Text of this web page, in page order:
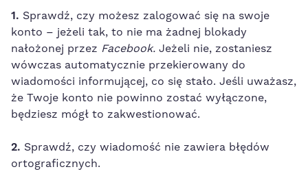
1. Sprawdź, czy możesz zalogować się na swoje
konto – jeżeli tak, to nie ma żadnej blokady
nałożonej przez Facebook. Jeżeli nie, zostaniesz
wówczas automatycznie przekierowany do
wiadomości informującej, co się stało. Jeśli uważasz,
że Twoje konto nie powinno zostać wyłączone,
będziesz mógł to zakwestionować.
2. Sprawdź, czy wiadomość nie zawiera błędów
ortograficznych.